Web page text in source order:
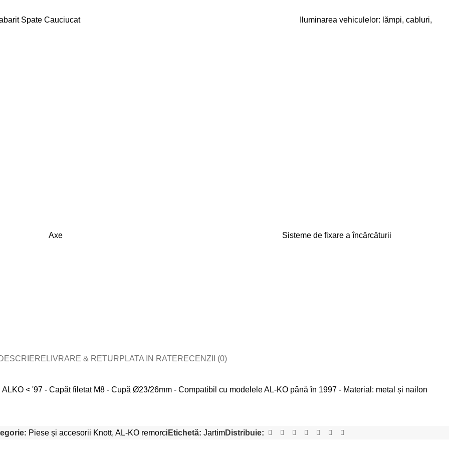
Spate Cauciucat Iluminarea vehiculelor: lămpi, cabluri,
Axe Sisteme de fixare a încărcăturii
LIVRARE & RETURPLATA IN RATERECENZII (0)
< '97 - Capăt filetat M8 - Cupă Ø23/26mm - Compatibil cu modelele AL-KO până în 1997 - Material: metal și nailon
Piese și accesorii Knott, AL-KO remorci Etichetă: JartimDistribuie: